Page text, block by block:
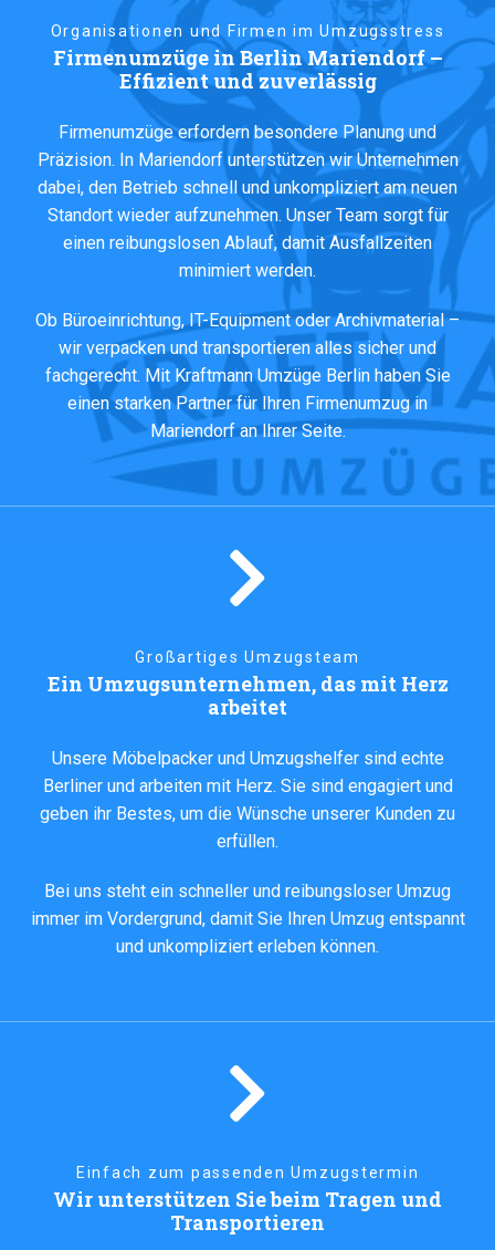
Organisationen und Firmen im Umzugsstress
Firmenumzüge in Berlin Mariendorf –
Effizient und zuverlässig
Firmenumzüge erfordern besondere Planung und
Präzision. In Mariendorf unterstützen wir Unternehmen
dabei, den Betrieb schnell und unkompliziert am neuen
Standort wieder aufzunehmen. Unser Team sorgt für
einen reibungslosen Ablauf, damit Ausfallzeiten
minimiert werden.
Ob Büroeinrichtung, IT-Equipment oder Archivmaterial –
wir verpacken und transportieren alles sicher und
fachgerecht. Mit Kraftmann Umzüge Berlin haben Sie
einen starken Partner für Ihren Firmenumzug in
Mariendorf an Ihrer Seite.
Großartiges Umzugsteam
Ein Umzugsunternehmen, das mit Herz
arbeitet
Unsere Möbelpacker und Umzugshelfer sind echte
Berliner und arbeiten mit Herz. Sie sind engagiert und
geben ihr Bestes, um die Wünsche unserer Kunden zu
erfüllen.
Bei uns steht ein schneller und reibungsloser Umzug
immer im Vordergrund, damit Sie Ihren Umzug entspannt
und unkompliziert erleben können.
Einfach zum passenden Umzugstermin
Wir unterstützen Sie beim Tragen und
Transportieren